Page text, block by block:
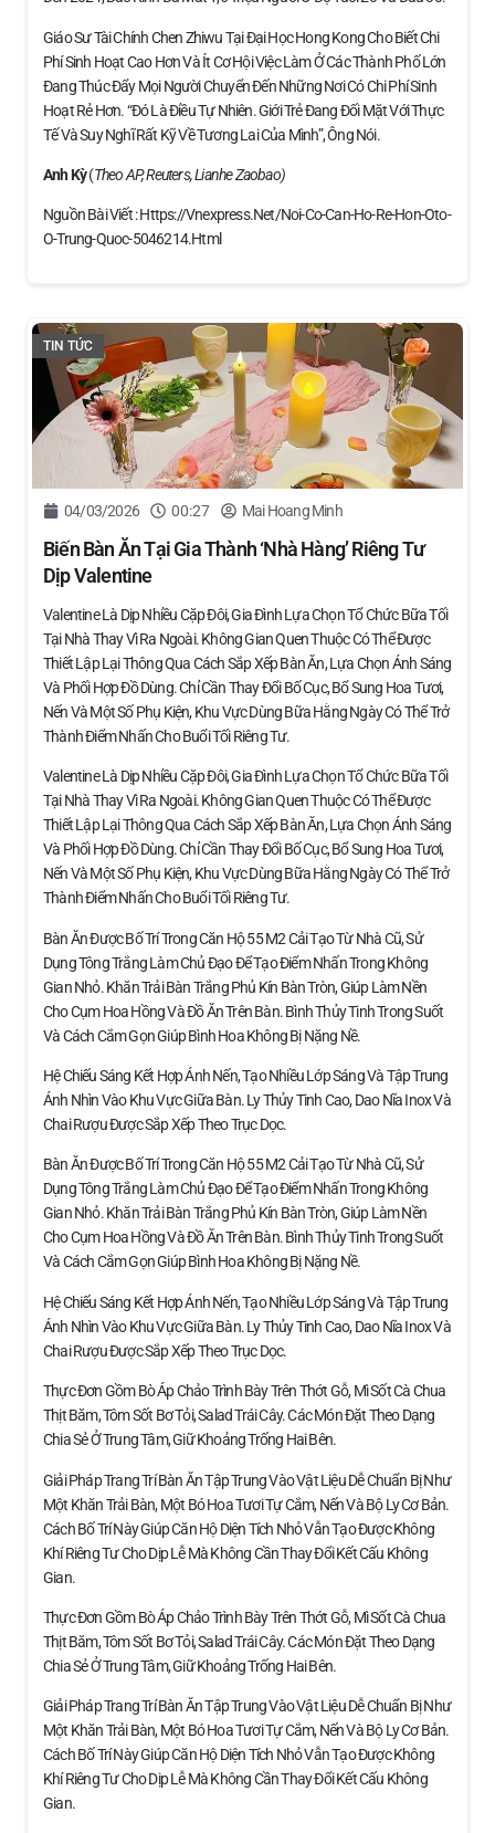
Giáo Sư Tài Chính Chen Zhiwu Tại Đại Học Hong Kong Cho Biết Chi
Phí Sinh Hoạt Cao Hơn Và Ít Cơ Hội Việc Làm Ở Các Thành Phố Lớn
Đang Thúc Đẩy Mọi Người Chuyển Đến Những Nơi Có Chi Phí Sinh
Hoạt Rẻ Hơn. “Đó Là Điều Tự Nhiên. Giới Trẻ Đang Đối Mặt Với Thực
Tế Và Suy Nghĩ Rất Kỹ Về Tương Lai Của Mình”, Ông Nói.
Anh Kỳ(Theo AP, Reuters, Lianhe Zaobao)
Nguồn Bài Viết : Https://vnexpress.net/noi-Co-Can-Ho-Re-Hon-Oto-
O-Trung-Quoc-5046214.html
TIN TỨC
04/03/2026 00:27 Mai Hoang Minh
Biến Bàn Ăn Tại Gia Thành ‘nhà Hàng’ Riêng Tư
Dịp Valentine
Valentine Là Dịp Nhiều Cặp Đôi, Gia Đình Lựa Chọn Tổ Chức Bữa Tối
Tại Nhà Thay Vì Ra Ngoài. Không Gian Quen Thuộc Có Thể Được
Thiết Lập Lại Thông Qua Cách Sắp Xếp Bàn Ăn, Lựa Chọn Ánh Sáng
Và Phối Hợp Đồ Dùng. Chỉ Cần Thay Đổi Bố Cục, Bổ Sung Hoa Tươi,
Nến Và Một Số Phụ Kiện, Khu Vực Dùng Bữa Hằng Ngày Có Thể Trở
Thành Điểm Nhấn Cho Buổi Tối Riêng Tư.
Valentine Là Dịp Nhiều Cặp Đôi, Gia Đình Lựa Chọn Tổ Chức Bữa Tối
Tại Nhà Thay Vì Ra Ngoài. Không Gian Quen Thuộc Có Thể Được
Thiết Lập Lại Thông Qua Cách Sắp Xếp Bàn Ăn, Lựa Chọn Ánh Sáng
Và Phối Hợp Đồ Dùng. Chỉ Cần Thay Đổi Bố Cục, Bổ Sung Hoa Tươi,
Nến Và Một Số Phụ Kiện, Khu Vực Dùng Bữa Hằng Ngày Có Thể Trở
Thành Điểm Nhấn Cho Buổi Tối Riêng Tư.
Bàn Ăn Được Bố Trí Trong Căn Hộ 55 M2 Cải Tạo Từ Nhà Cũ, Sử
Dụng Tông Trắng Làm Chủ Đạo Để Tạo Điểm Nhấn Trong Không
Gian Nhỏ. Khăn Trải Bàn Trắng Phủ Kín Bàn Tròn, Giúp Làm Nền
Cho Cụm Hoa Hồng Và Đồ Ăn Trên Bàn. Bình Thủy Tinh Trong Suốt
Và Cách Cắm Gọn Giúp Bình Hoa Không Bị Nặng Nề.
Hệ Chiếu Sáng Kết Hợp Ánh Nến, Tạo Nhiều Lớp Sáng Và Tập Trung
Ánh Nhìn Vào Khu Vực Giữa Bàn. Ly Thủy Tinh Cao, Dao Nĩa Inox Và
Chai Rượu Được Sắp Xếp Theo Trục Dọc.
Bàn Ăn Được Bố Trí Trong Căn Hộ 55 M2 Cải Tạo Từ Nhà Cũ, Sử
Dụng Tông Trắng Làm Chủ Đạo Để Tạo Điểm Nhấn Trong Không
Gian Nhỏ. Khăn Trải Bàn Trắng Phủ Kín Bàn Tròn, Giúp Làm Nền
Cho Cụm Hoa Hồng Và Đồ Ăn Trên Bàn. Bình Thủy Tinh Trong Suốt
Và Cách Cắm Gọn Giúp Bình Hoa Không Bị Nặng Nề.
Hệ Chiếu Sáng Kết Hợp Ánh Nến, Tạo Nhiều Lớp Sáng Và Tập Trung
Ánh Nhìn Vào Khu Vực Giữa Bàn. Ly Thủy Tinh Cao, Dao Nĩa Inox Và
Chai Rượu Được Sắp Xếp Theo Trục Dọc.
Thực Đơn Gồm Bò Áp Chảo Trình Bày Trên Thớt Gỗ, Mì Sốt Cà Chua
Thịt Băm, Tôm Sốt Bơ Tỏi, Salad Trái Cây. Các Món Đặt Theo Dạng
Chia Sẻ Ở Trung Tâm, Giữ Khoảng Trống Hai Bên.
Giải Pháp Trang Trí Bàn Ăn Tập Trung Vào Vật Liệu Dễ Chuẩn Bị Như
Một Khăn Trải Bàn, Một Bó Hoa Tươi Tự Cắm, Nến Và Bộ Ly Cơ Bản.
Cách Bố Trí Này Giúp Căn Hộ Diện Tích Nhỏ Vẫn Tạo Được Không
Khí Riêng Tư Cho Dịp Lễ Mà Không Cần Thay Đổi Kết Cấu Không
Gian.
Thực Đơn Gồm Bò Áp Chảo Trình Bày Trên Thớt Gỗ, Mì Sốt Cà Chua
Thịt Băm, Tôm Sốt Bơ Tỏi, Salad Trái Cây. Các Món Đặt Theo Dạng
Chia Sẻ Ở Trung Tâm, Giữ Khoảng Trống Hai Bên.
Giải Pháp Trang Trí Bàn Ăn Tập Trung Vào Vật Liệu Dễ Chuẩn Bị Như
Một Khăn Trải Bàn, Một Bó Hoa Tươi Tự Cắm, Nến Và Bộ Ly Cơ Bản.
Cách Bố Trí Này Giúp Căn Hộ Diện Tích Nhỏ Vẫn Tạo Được Không
Khí Riêng Tư Cho Dịp Lễ Mà Không Cần Thay Đổi Kết Cấu Không
Gian.